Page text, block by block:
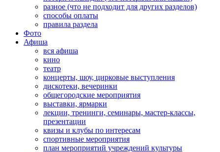
разное (что не подходит для других разделов)
способы оплаты
правила раздела
Фото
Афиша
вся афиша
кино
театр
концерты, шоу, цирковые выступления
дискотеки, вечеринки
общегородские мероприятия
выставки, ярмарки
лекции, тренинги, семинары, мастер-классы,
презентации
квизы и клубы по интересам
спортивные мероприятия
план мероприятий учреждений культуры